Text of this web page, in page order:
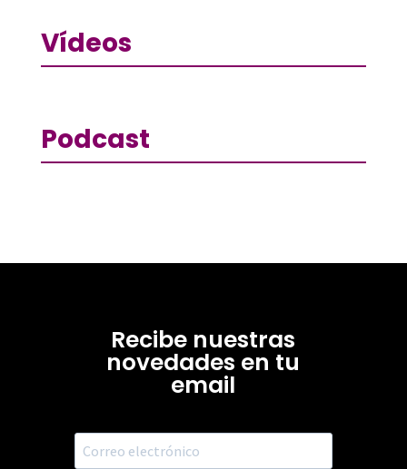
Vídeos
Podcast
Recibe nuestras
novedades en tu
email